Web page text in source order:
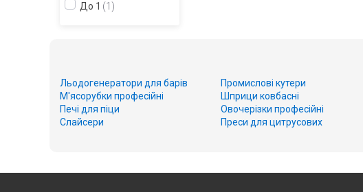
До 1 1
Льодогенератори для барів
М'ясорубки професійні
Печі для піци
Слайсери
Промислові кутери
Шприци ковбасні
Овочерізки професійні
Преси для цитрусових